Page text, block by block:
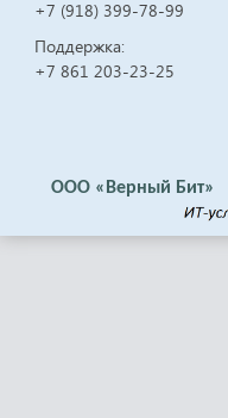
+7 (918) 399-78-99
Поддержка:
+7 861 203-23-25
ООО «Верный Бит»